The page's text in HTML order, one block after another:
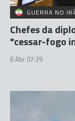
GUERRA NO
Chefes da
"cessar-fogo
6 Abr 07:39